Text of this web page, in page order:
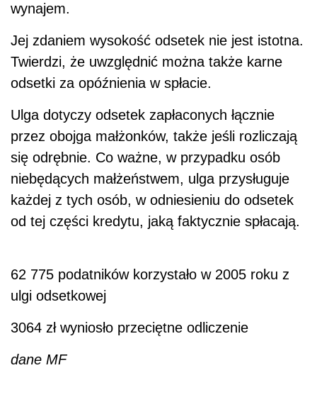
wynajem.
Jej zdaniem wysokość odsetek nie jest istotna.
Twierdzi, że uwzględnić można także karne
odsetki za opóźnienia w spłacie.
Ulga dotyczy odsetek zapłaconych łącznie
przez obojga małżonków, także jeśli rozliczają
się odrębnie. Co ważne, w przypadku osób
niebędących małżeństwem, ulga przysługuje
każdej z tych osób, w odniesieniu do odsetek
od tej części kredytu, jaką faktycznie spłacają.
62 775 podatników korzystało w 2005 roku z
ulgi odsetkowej
3064 złwyniosło przeciętne odliczenie
dane MF